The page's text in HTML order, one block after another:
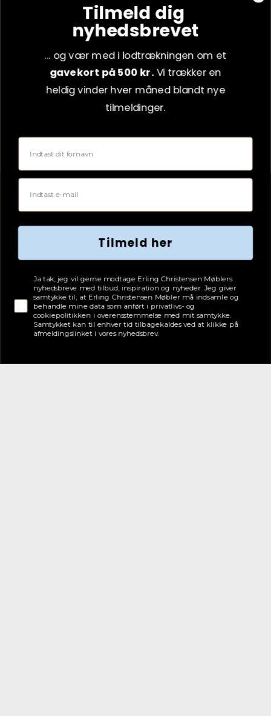
LinkedIn
Adresse
Hørmestedvej 342
Tilmeld dig
nyhedsbrevet
... og vær med i lodtrækningen om et
gavekort på 500 kr.Vi trækker en
heldig vinder hver måned blandt nye
tilmeldinger.
Fornavn
Email
Tilmeld her
Tjekboks samtykke
Ja tak, jeg vil gerne modtage Erling Christensen Møblers
nyhedsbreve med tilbud, inspiration og nyheder. Jeg giver
samtykke til, at Erling Christensen Møbler må indsamle og
behandle mine data som anført i privatlivs- og
cookiepolitikken i overensstemmelse med mit samtykke.
Samtykket kan til enhver tid tilbagekaldes ved at klikke på
afmeldingslinket i vores nyhedsbrev.